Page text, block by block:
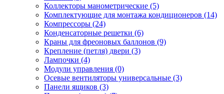
Коллекторы манометрические (5)
Комплектующие для монтажа кондиционеров (14)
Компрессоры (24)
Конденсаторные решетки (6)
Краны для фреоновых баллонов (9)
Крепление (петля) двери (3)
Лампочки (4)
Модули управления (0)
Осевые вентиляторы универсальные (3)
Панели ящиков (3)